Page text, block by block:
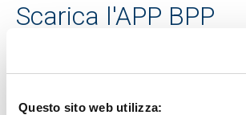
Questo sito web utilizza:
Scarica l'APP BPP
Se preferisci il PC puoi utilizzare
invece le APP sono la tua passione hai